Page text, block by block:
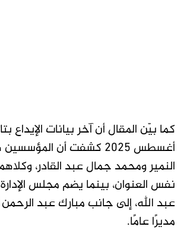
أغسطس 2025 كشفت أن
النمير ومحمد جمال عبد القادر،
نفس العنوان، بينما يضم مجلس
عبد الله، إلى جانب مبارك عبد
مديرًا عامًا.